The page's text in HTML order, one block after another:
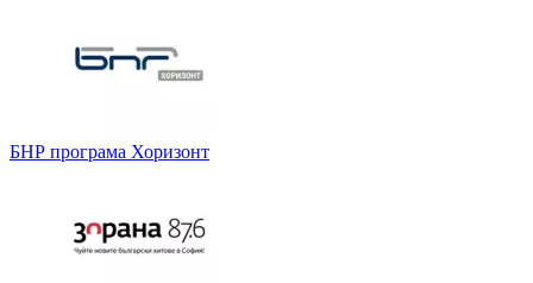
БНР програма Хоризонт